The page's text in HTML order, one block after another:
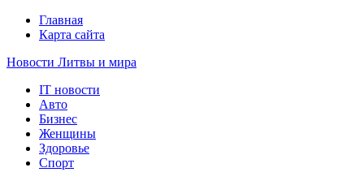
Главная
Карта сайта
Новости Литвы и мира
Свежие события и главные новости часа Литвы и мира на
портале EUROLITVA.RU
IT новости
Авто
Бизнес
Женщины
Здоровье
Спорт